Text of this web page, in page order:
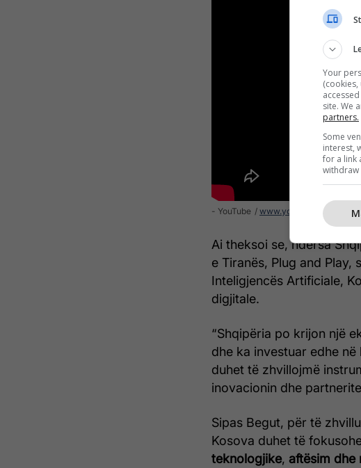
- YouTube www.youtube.com
Ai theksoi se, ndërsa
e Tiranës, Plug and Play,
Inteligjencës Artificiale,
digjitale.
“Shqipëria po krijon një
dhe ka investuar edhe
duhet të zhvillojmë
inovacionin dhe
Sipas Begut, për të
Kosova duhet të
teknologjike, aftësim dhe
Your
site. We
partners.
Some
interest,
for a link
withdraw